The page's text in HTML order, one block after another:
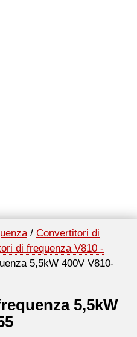
/ Convertitori di
di frequenza V810 -
5,5kW 400V V810-
5,5kW